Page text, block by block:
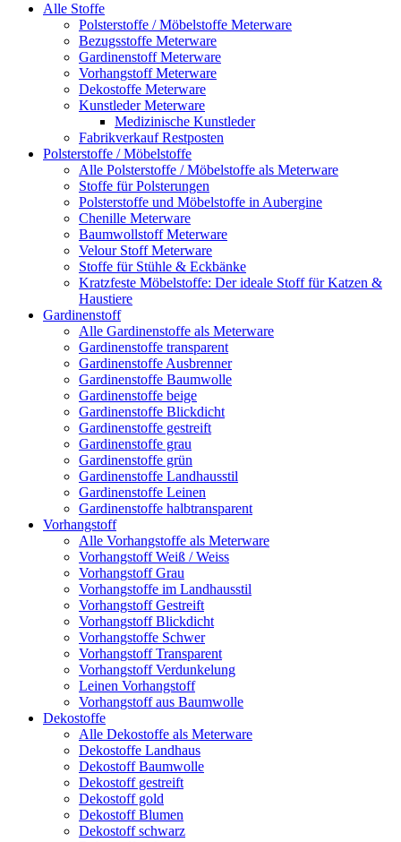
Alle Stoffe
Polsterstoffe / Möbelstoffe Meterware
Bezugsstoffe Meterware
Gardinenstoff Meterware
Vorhangstoff Meterware
Dekostoffe Meterware
Kunstleder Meterware
Medizinische Kunstleder
Fabrikverkauf Restposten
Polsterstoffe / Möbelstoffe
Alle Polsterstoffe / Möbelstoffe als Meterware
Stoffe für Polsterungen
Polsterstoffe und Möbelstoffe in Aubergine
Chenille Meterware
Baumwollstoff Meterware
Velour Stoff Meterware
Stoffe für Stühle & Eckbänke
Kratzfeste Möbelstoffe: Der ideale Stoff für Katzen &
Haustiere
Gardinenstoff
Alle Gardinenstoffe als Meterware
Gardinenstoffe transparent
Gardinenstoffe Ausbrenner
Gardinenstoffe Baumwolle
Gardinenstoffe beige
Gardinenstoffe Blickdicht
Gardinenstoffe gestreift
Gardinenstoffe grau
Gardinenstoffe grün
Gardinenstoffe Landhausstil
Gardinenstoffe Leinen
Gardinenstoffe halbtransparent
Vorhangstoff
Alle Vorhangstoffe als Meterware
Vorhangstoff Weiß / Weiss
Vorhangstoff Grau
Vorhangstoffe im Landhausstil
Vorhangstoff Gestreift
Vorhangstoff Blickdicht
Vorhangstoffe Schwer
Vorhangstoff Transparent
Vorhangstoff Verdunkelung
Leinen Vorhangstoff
Vorhangstoff aus Baumwolle
Dekostoffe
Alle Dekostoffe als Meterware
Dekostoffe Landhaus
Dekostoff Baumwolle
Dekostoff gestreift
Dekostoff gold
Dekostoff Blumen
Dekostoff schwarz